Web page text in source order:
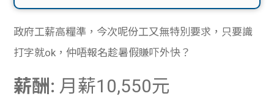
政府工薪高糧準，今次呢份工又無特別要求，只要識
打字就ok，仲唔報名趁暑假賺吓外快？
薪酬: 月薪10,550元